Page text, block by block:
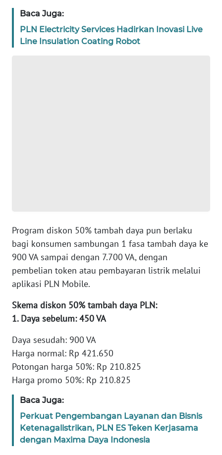
Baca Juga:
PLN Electricity Services Hadirkan Inovasi Live
Line Insulation Coating Robot
Program diskon 50% tambah daya pun berlaku
bagi konsumen sambungan 1 fasa tambah daya ke
900 VA sampai dengan 7.700 VA, dengan
pembelian token atau pembayaran listrik melalui
aplikasi PLN Mobile.
Skema diskon 50% tambah daya PLN:
1. Daya sebelum: 450 VA
Daya sesudah: 900 VA
Harga normal: Rp 421.650
Potongan harga 50%: Rp 210.825
Harga promo 50%: Rp 210.825
Baca Juga:
Perkuat Pengembangan Layanan dan Bisnis
Ketenagalistrikan, PLN ES Teken Kerjasama
dengan Maxima Daya Indonesia
SUMUT
WN
WN
PAPUA
WN
PAPUA
BARAT
RIAU
SERAMBI
WN
JAMBI
SULTRA